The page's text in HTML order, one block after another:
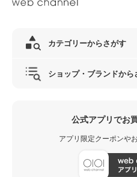
カテゴリーからさがす
ショップ・ブランドから
公式アプリでお
アプリ限定クーポンや